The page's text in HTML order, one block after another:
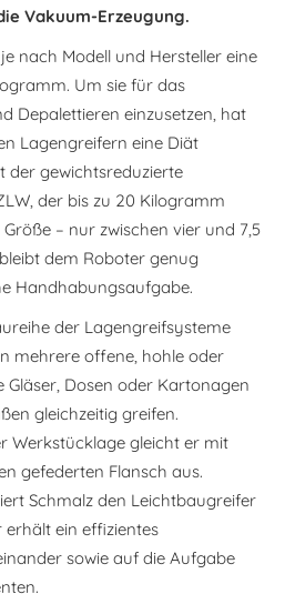
Vakuum-Erzeugung.
nach Modell und Hersteller eine
Um sie für das
Depalettieren einzusetzen, hat
Lagengreifern eine Diät
der gewichtsreduzierte
der bis zu 20 Kilogramm
– nur zwischen vier und 7,5
dem Roboter genug
Handhabungsaufgabe.
der Lagengreifsysteme
mehrere offene, hohle oder
Gläser, Dosen oder Kartonagen
gleichzeitig greifen.
Werkstücklage gleicht er mit
gefederten Flansch aus.
Schmalz den Leichtbaugreifer
erhält ein effizientes
sowie auf die Aufgabe